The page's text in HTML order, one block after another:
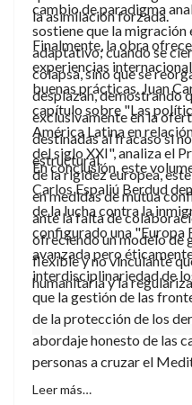
la asimilación forzada.
cambio de paradigma
sostiene que la migración
adaptativo; cuando se
colapsa, sino que se
desplazan, demostrando
exclusivamente en la
destinadas al fracaso si
estructural.
Finalmente, la obra
experiencias
buenas prácticas. Juan
capítulo sobre "Las
América Latina en
del siglo XXI", analiza el
de la rigidez europea,
en medidas de mutua
ante la falta de
ofreciendo un modelo de
flexible y no vinculante
humanitaria y la
En conclusión, este
Carlos Espaliú Berdud
de la lucha contra la
configurado una "Europa
avanzada pero
interdisciplinariedad de
que la gestión de las
de la protección de los
abordaje honesto de las
personas a cruzar el
Leer más…